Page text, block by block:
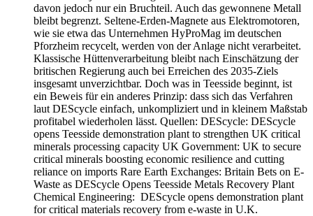
davon jedoch nur ein Bruchteil. Auch das gewonnene Metall
bleibt begrenzt. Seltene-Erden-Magnete aus Elektromotoren,
wie sie etwa das Unternehmen HyProMag im deutschen
Pforzheim recycelt, werden von der Anlage nicht verarbeitet.
Klassische Hüttenverarbeitung bleibt nach Einschätzung der
britischen Regierung auch bei Erreichen des 2035-Ziels
insgesamt unverzichtbar. Doch was in Teesside beginnt, ist
ein Beweis für ein anderes Prinzip: dass sich das Verfahren
laut DEScycle einfach, unkompliziert und in kleinem Maßstab
profitabel wiederholen lässt. Quellen: DEScycle: DEScycle
opens Teesside demonstration plant to strengthen UK critical
minerals processing capacity UK Government: UK to secure
critical minerals boosting economic resilience and cutting
reliance on imports Rare Earth Exchanges: Britain Bets on E-
Waste as DEScycle Opens Teesside Metals Recovery Plant
Chemical Engineering: DEScycle opens demonstration plant
for critical materials recovery from e-waste in U.K.